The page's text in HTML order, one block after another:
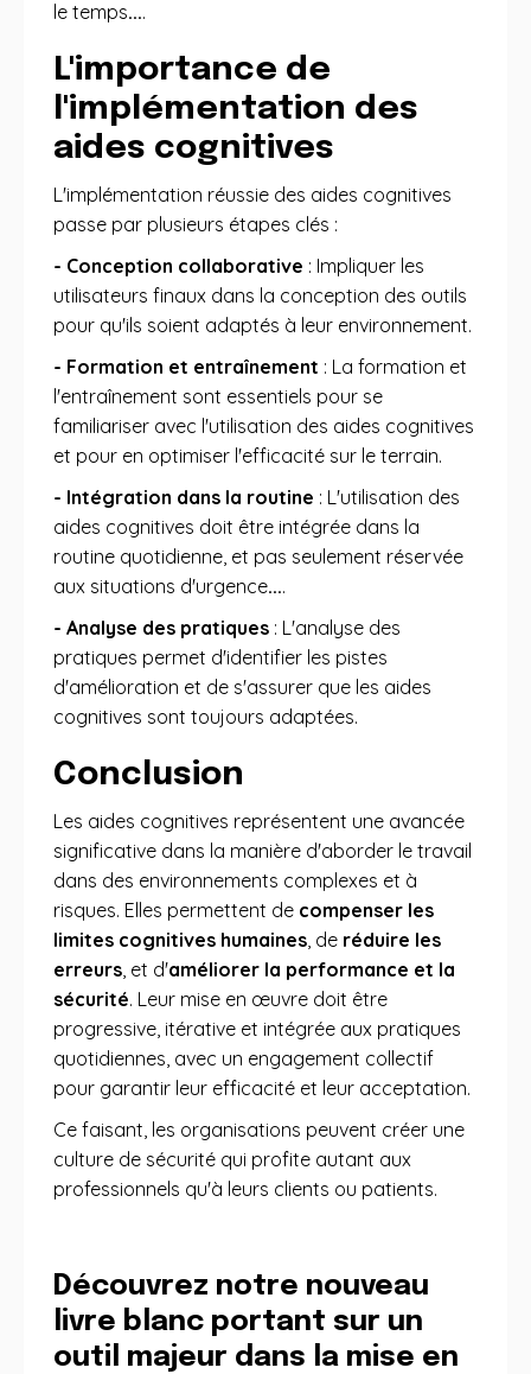
le temps....
L'importance de
l'implémentation des
aides cognitives
L'implémentation réussie des aides cognitives
passe par plusieurs étapes clés :
- Conception collaborative : Impliquer les
utilisateurs finaux dans la conception des outils
pour qu'ils soient adaptés à leur environnement.
- Formation et entraînement : La formation et
l'entraînement sont essentiels pour se
familiariser avec l'utilisation des aides cognitives
et pour en optimiser l'efficacité sur le terrain.
- Intégration dans la routine : L'utilisation des
aides cognitives doit être intégrée dans la
routine quotidienne, et pas seulement réservée
aux situations d'urgence....
- Analyse des pratiques : L'analyse des
pratiques permet d'identifier les pistes
d'amélioration et de s'assurer que les aides
cognitives sont toujours adaptées.
Conclusion
Les aides cognitives représentent une avancée
significative dans la manière d'aborder le travail
dans des environnements complexes et à
risques. Elles permettent de compenser les
limites cognitives humaines, de réduire les
erreurs, et d'améliorer la performance et la
sécurité. Leur mise en œuvre doit être
progressive, itérative et intégrée aux pratiques
quotidiennes, avec un engagement collectif
pour garantir leur efficacité et leur acceptation.
Ce faisant, les organisations peuvent créer une
culture de sécurité qui profite autant aux
professionnels qu'à leurs clients ou patients.
Découvrez notre nouveau
livre blanc portant sur un
outil majeur dans la mise en